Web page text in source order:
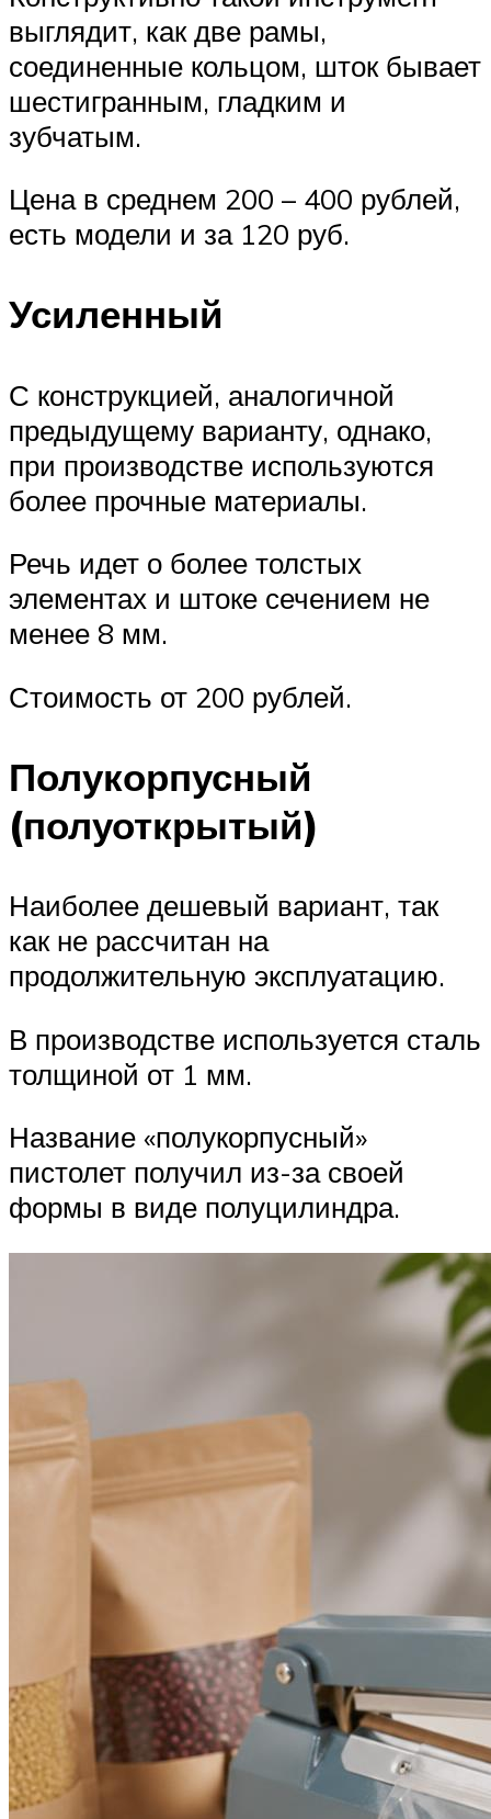
выглядит, как две рамы,
соединенные кольцом, шток бывает
шестигранным, гладким и
зубчатым.
Цена в среднем 200 – 400 рублей,
есть модели и за 120 руб.
Усиленный
С конструкцией, аналогичной
предыдущему варианту, однако,
при производстве используются
более прочные материалы.
Речь идет о более толстых
элементах и штоке сечением не
менее 8 мм.
Стоимость от 200 рублей.
Полукорпусный
(полуоткрытый)
Наиболее дешевый вариант, так
как не рассчитан на
продолжительную эксплуатацию.
В производстве используется сталь
толщиной от 1 мм.
Название «полукорпусный»
пистолет получил из-за своей
формы в виде полуцилиндра.